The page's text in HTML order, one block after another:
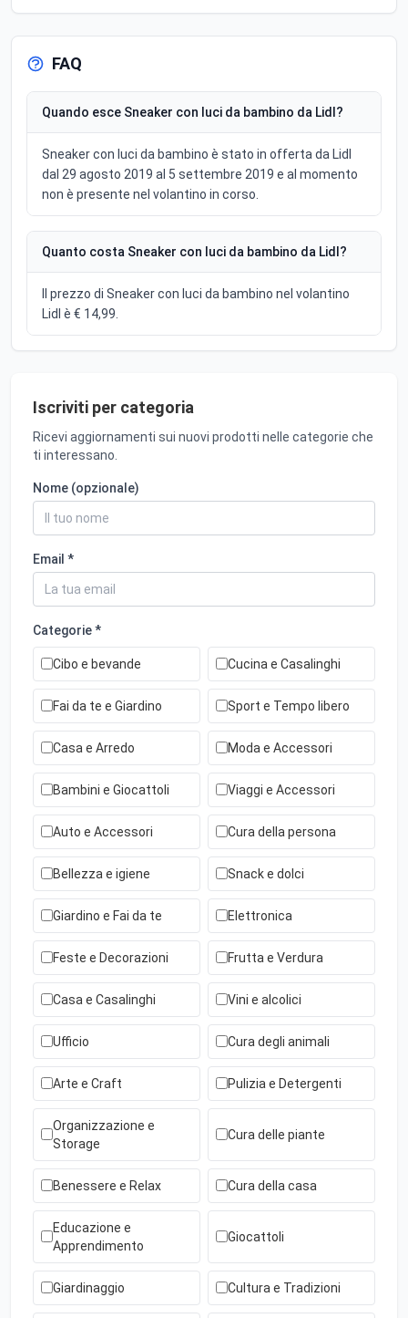
FAQ
Quando esce Sneaker con luci da bambino da Lidl?
Sneaker con luci da bambino è stato in offerta da Lidl
dal 29 agosto 2019 al 5 settembre 2019 e al momento
non è presente nel volantino in corso.
Quanto costa Sneaker con luci da bambino da Lidl?
Il prezzo di Sneaker con luci da bambino nel volantino
Lidl è € 14,99.
Iscriviti per categoria
Ricevi aggiornamenti sui nuovi prodotti nelle categorie che
ti interessano.
Nome (opzionale)
Email *
Categorie *
Cibo e bevande Cucina e Casalinghi
Fai da te e Giardino Sport e Tempo libero
Casa e Arredo Moda e Accessori
Bambini e Giocattoli Viaggi e Accessori
Auto e Accessori Cura della persona
Bellezza e igiene Snack e dolci
Giardino e Fai da te Elettronica
Feste e Decorazioni Frutta e Verdura
Casa e Casalinghi Vini e alcolici
Ufficio Cura degli animali
Arte e Craft Pulizia e Detergenti
Organizzazione e
Storage
Cura delle piante
Benessere e Relax Cura della casa
Educazione e
Apprendimento
Giocattoli
Giardinaggio Cultura e Tradizioni